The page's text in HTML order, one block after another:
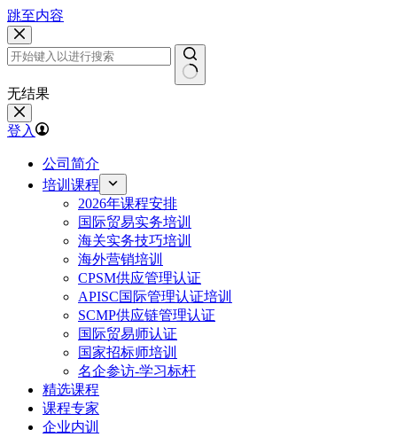
跳至内容
无结果
登入
公司简介
培训课程
2026年课程安排
国际贸易实务培训
海关实务技巧培训
海外营销培训
CPSM供应管理认证
APISC国际管理认证培训
SCMP供应链管理认证
国际贸易师认证
国家招标师培训
名企参访-学习标杆
精选课程
课程专家
企业内训